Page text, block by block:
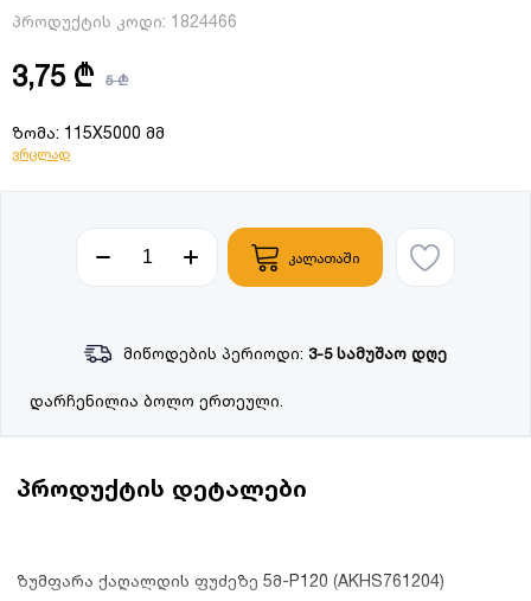
პროდუქტის კოდი: 1824466
3,75 ₾ 5 ₾
ზომა: 115X5000 მმ
ვრცლად
კალათაში
მიწოდების პერიოდი: 3-5 სამუშაო დღე
დარჩენილია ბოლო ერთეული.
პროდუქტის დეტალები
ზუმფარა ქაღალდის ფუძეზე 5მ-P120 (AKHS761204)